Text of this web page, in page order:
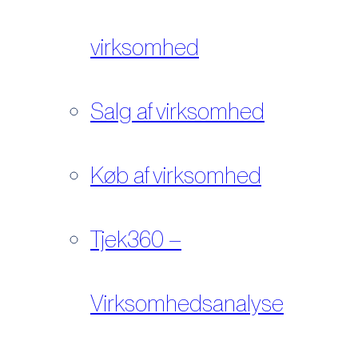
virksomhed
Salg af virksomhed
Køb af virksomhed
Tjek360 –
Virksomhedsanalyse